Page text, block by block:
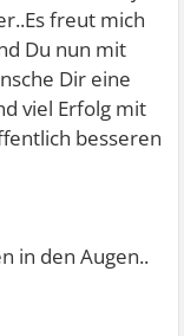
haben
u. viele
petra u. robbi
freut mich
Du nun mit
Dir eine
viel Erfolg mit
besseren
in den Augen..